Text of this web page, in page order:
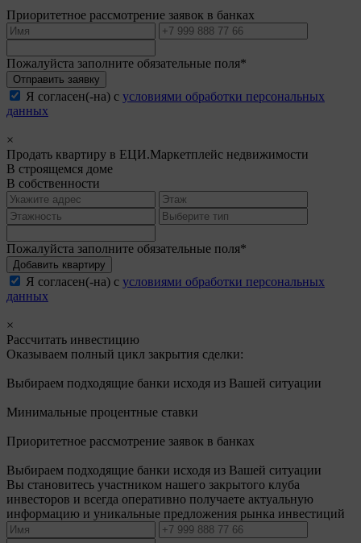
Приоритетное рассмотрение заявок в банках
Пожалуйста заполните обязательные поля*
Отправить заявку
Я согласен(-на) с условиями обработки персональных
данных
×
Продать квартиру в ЕЦИ.Маркетплейс недвижимости
В строящемся доме
В собственности
Пожалуйста заполните обязательные поля*
Добавить квартиру
Я согласен(-на) с условиями обработки персональных
данных
×
Рассчитать инвестицию
Оказываем полный цикл закрытия сделки:
Выбираем подходящие банки исходя из Вашей ситуации
Минимальные процентные ставки
Приоритетное рассмотрение заявок в банках
Выбираем подходящие банки исходя из Вашей ситуации
Вы становитесь участником нашего закрытого клуба
инвесторов и всегда оперативно получаете актуальную
информацию и уникальные предложения рынка инвестиций